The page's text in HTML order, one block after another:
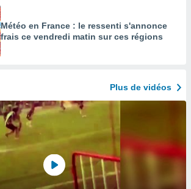
Météo en France : le ressenti s'annonce
frais ce vendredi matin sur ces régions
Plus de vidéos